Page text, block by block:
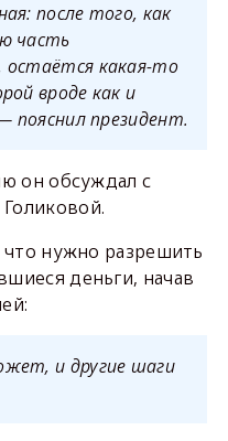
после того, как
часть
остаётся какая-то
вроде как и
пояснил президент.
он обсуждал с
что нужно разрешить
деньги, начав
и другие шаги